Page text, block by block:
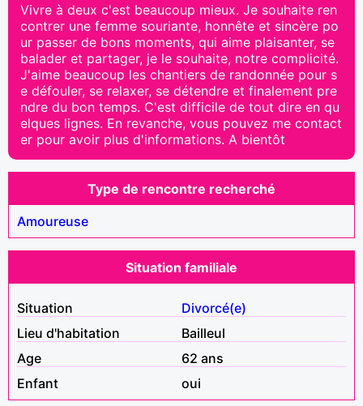
Vivre à deux c'est beaucoup mieux. Je souhaite ren
contrer une femme souriante, honnête et sincère po
ur passer de bons moments, qui aime plaisanter, se
balader et partager, je le souhaite, notre complicité.
J'aime beaucoup les chantiers de randonnée pour s
e défouler, se relaxer, se détendre et finalement pre
ndre du bon temps. C'est difficile de tout dire en qu
elques lignes. En revanche, vous pouvez me contact
er pour avoir plus d'informations. A bientôt
Type de rencontre recherché
Amoureuse
Situation familiale
Situation
Divorcé(e)
Lieu d'habitation
Bailleul
Age
62 ans
Enfant
oui